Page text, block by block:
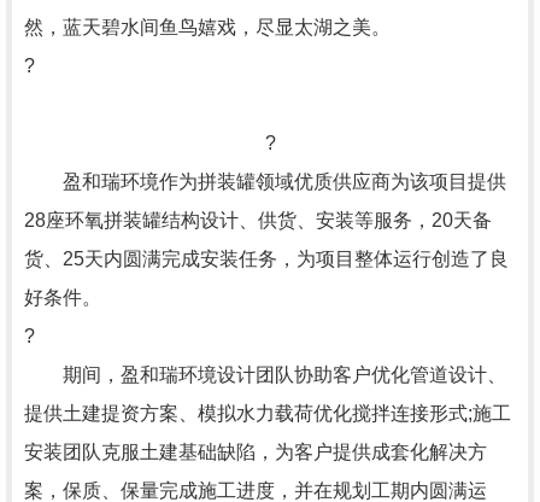
然，蓝天碧水间鱼鸟嬉戏，尽显太湖之美。
?
?
盈和瑞环境作为拼装罐领域优质供应商为该项目提供
28座环氧拼装罐结构设计、供货、安装等服务，20天备
货、25天内圆满完成安装任务，为项目整体运行创造了良
好条件。
?
期间，盈和瑞环境设计团队协助客户优化管道设计、
提供土建提资方案、模拟水力载荷优化搅拌连接形式;施工
安装团队克服土建基础缺陷，为客户提供成套化解决方
案，保质、保量完成施工进度，并在规划工期内圆满运